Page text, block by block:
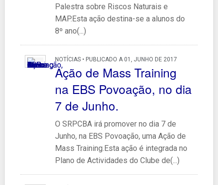
Palestra sobre Riscos Naturais e
MAP.Esta ação destina-se a alunos do
8º ano(...)
NOTÍCIAS • PUBLICADO A 01, JUNHO DE 2017
Ação de Mass Training
na EBS Povoação, no dia
7 de Junho.
O SRPCBA irá promover no dia 7 de
Junho, na EBS Povoação, uma Ação de
Mass Training.Esta ação é integrada no
Plano de Actividades do Clube de(...)